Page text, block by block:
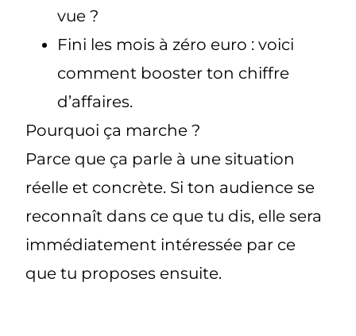
vue ?
Fini les mois à zéro euro : voici
comment booster ton chiffre
d’affaires.
Pourquoi ça marche ?
Parce que ça parle à une situation
réelle et concrète. Si ton audience se
reconnaît dans ce que tu dis, elle sera
immédiatement intéressée par ce
que tu proposes ensuite.